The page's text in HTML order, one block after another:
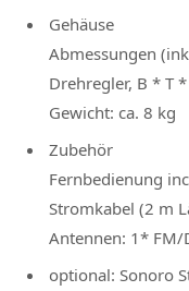
Gehäuse
Abmessungen
Drehregler, B * T
Gewicht: ca. 8 kg
Zubehör
Fernbedienung
Stromkabel (2 m
Antennen: 1* FM/
optional: Sonoro